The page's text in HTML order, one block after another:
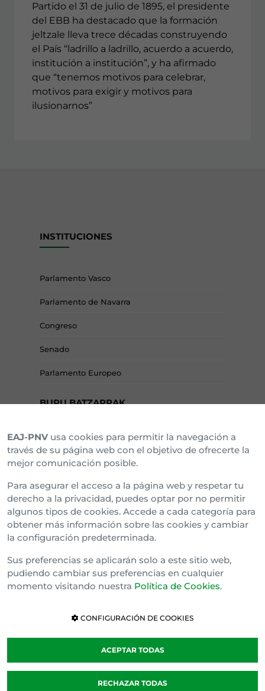
Partido el 31 de julio de 1895, el presidente
del EBB ha destacado que la formación
jeltzale lleva trece décadas construyendo
el País “ladrillo a ladrillo, acuerdo a acuerdo,
institución a institución”, y ha afirmado
que “tenemos motivos para celebrar,
motivos para exigir y motivos para
ilusionarnos”
INSTITUCIONES
Parlamento Vasco
Parlamento de Navarra
Congreso
Senado
Parlamento Europeo
BURU BATZARRAK
Araba Buru Batzar
Bizkai Buru Batzar
Gipuzko Buru Batzar
Ipar Buru Batzar
Napar Buru Batzar
Política de cookies
EAJ-PNV usa cookies para permitir la navegación a
través de su página web con el objetivo de ofrecerte la
mejor comunicación posible.
Para asegurar el acceso a la página web y respetar tu
derecho a la privacidad, puedes optar por no permitir
algunos tipos de cookies. Accede a cada categoría para
obtener más información sobre las cookies y cambiar
la configuración predeterminada.
Sus preferencias se aplicarán solo a este sitio web,
pudiendo cambiar sus preferencias en cualquier
momento visitando nuestra Política de Cookies.
CONFIGURACIÓN DE COOKIES
ACEPTAR TODAS
RECHAZAR TODAS